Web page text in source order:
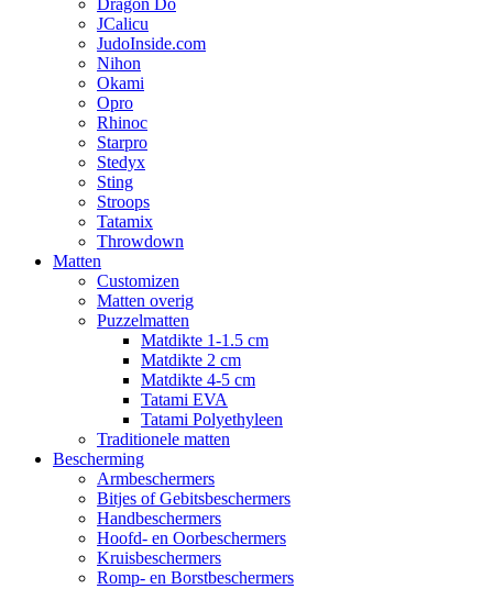
Dragon Do
JCalicu
JudoInside.com
Nihon
Okami
Opro
Rhinoc
Starpro
Stedyx
Sting
Stroops
Tatamix
Throwdown
Matten
Customizen
Matten overig
Puzzelmatten
Matdikte 1-1.5 cm
Matdikte 2 cm
Matdikte 4-5 cm
Tatami EVA
Tatami Polyethyleen
Traditionele matten
Bescherming
Armbeschermers
Bitjes of Gebitsbeschermers
Handbeschermers
Hoofd- en Oorbeschermers
Kruisbeschermers
Romp- en Borstbeschermers